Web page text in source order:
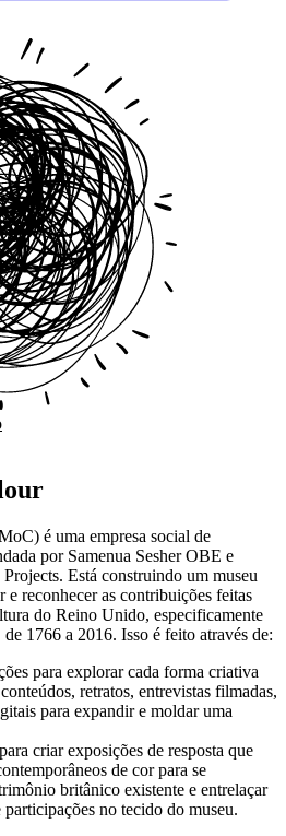
é uma empresa social de
por Samenua Sesher OBE e
Projects. Está construindo um museu
e reconhecer as contribuições feitas
do Reino Unido, especificamente
1766 a 2016. Isso é feito através de:
para explorar cada forma criativa
retratos, entrevistas filmadas,
para expandir e moldar uma
criar exposições de resposta que
de cor para se
britânico existente e entrelaçar
no tecido do museu.